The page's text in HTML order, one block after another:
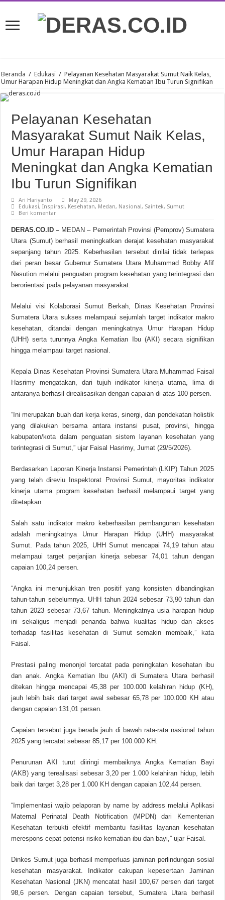
Beranda / Edukasi / Pelayanan Kesehatan Masyarakat Sumut Naik Kelas,
Umur Harapan Hidup Meningkat dan Angka Kematian Ibu Turun Signifikan
Pelayanan Kesehatan
Masyarakat Sumut Naik Kelas,
Umur Harapan Hidup
Meningkat dan Angka Kematian
Ibu Turun Signifikan
Ari Hariyanto
May 29, 2026
Edukasi,Inspirasi, Kesehatan, Medan, Nasional, Saintek, Sumut
Beri komentar
DERAS.CO.ID – MEDAN – Pemerintah Provinsi (Pemprov) Sumatera
Utara (Sumut) berhasil meningkatkan derajat kesehatan masyarakat
sepanjang tahun 2025. Keberhasilan tersebut dinilai tidak terlepas
dari peran besar Gubernur Sumatera Utara Muhammad Bobby Afif
Nasution melalui penguatan program kesehatan yang terintegrasi dan
berorientasi pada pelayanan masyarakat.
Melalui visi Kolaborasi Sumut Berkah, Dinas Kesehatan Provinsi
Sumatera Utara sukses melampaui sejumlah target indikator makro
kesehatan, ditandai dengan meningkatnya Umur Harapan Hidup
(UHH) serta turunnya Angka Kematian Ibu (AKI) secara signifikan
hingga melampaui target nasional.
Kepala Dinas Kesehatan Provinsi Sumatera Utara Muhammad Faisal
Hasrimy mengatakan, dari tujuh indikator kinerja utama, lima di
antaranya berhasil direalisasikan dengan capaian di atas 100 persen.
“Ini merupakan buah dari kerja keras, sinergi, dan pendekatan holistik
yang dilakukan bersama antara instansi pusat, provinsi, hingga
kabupaten/kota dalam penguatan sistem layanan kesehatan yang
terintegrasi di Sumut,” ujar Faisal Hasrimy, Jumat (29/5/2026).
Berdasarkan Laporan Kinerja Instansi Pemerintah (LKIP) Tahun 2025
yang telah direviu Inspektorat Provinsi Sumut, mayoritas indikator
kinerja utama program kesehatan berhasil melampaui target yang
ditetapkan.
Salah satu indikator makro keberhasilan pembangunan kesehatan
adalah meningkatnya Umur Harapan Hidup (UHH) masyarakat
Sumut. Pada tahun 2025, UHH Sumut mencapai 74,19 tahun atau
melampaui target perjanjian kinerja sebesar 74,01 tahun dengan
capaian 100,24 persen.
“Angka ini menunjukkan tren positif yang konsisten dibandingkan
tahun-tahun sebelumnya. UHH tahun 2024 sebesar 73,90 tahun dan
tahun 2023 sebesar 73,67 tahun. Meningkatnya usia harapan hidup
ini sekaligus menjadi penanda bahwa kualitas hidup dan akses
terhadap fasilitas kesehatan di Sumut semakin membaik,” kata
Faisal.
Prestasi paling menonjol tercatat pada peningkatan kesehatan ibu
dan anak. Angka Kematian Ibu (AKI) di Sumatera Utara berhasil
ditekan hingga mencapai 45,38 per 100.000 kelahiran hidup (KH),
jauh lebih baik dari target awal sebesar 65,78 per 100.000 KH atau
dengan capaian 131,01 persen.
Capaian tersebut juga berada jauh di bawah rata-rata nasional tahun
2025 yang tercatat sebesar 85,17 per 100.000 KH.
Penurunan AKI turut diiringi membaiknya Angka Kematian Bayi
(AKB) yang terealisasi sebesar 3,20 per 1.000 kelahiran hidup, lebih
baik dari target 3,28 per 1.000 KH dengan capaian 102,44 persen.
“Implementasi wajib pelaporan by name by address melalui Aplikasi
Maternal Perinatal Death Notification (MPDN) dari Kementerian
Kesehatan terbukti efektif membantu fasilitas layanan kesehatan
merespons cepat potensi risiko kematian ibu dan bayi,” ujar Faisal.
Dinkes Sumut juga berhasil memperluas jaminan perlindungan sosial
kesehatan masyarakat. Indikator cakupan kepesertaan Jaminan
Kesehatan Nasional (JKN) mencatat hasil 100,67 persen dari target
98,6 persen. Dengan capaian tersebut, Sumatera Utara berhasil